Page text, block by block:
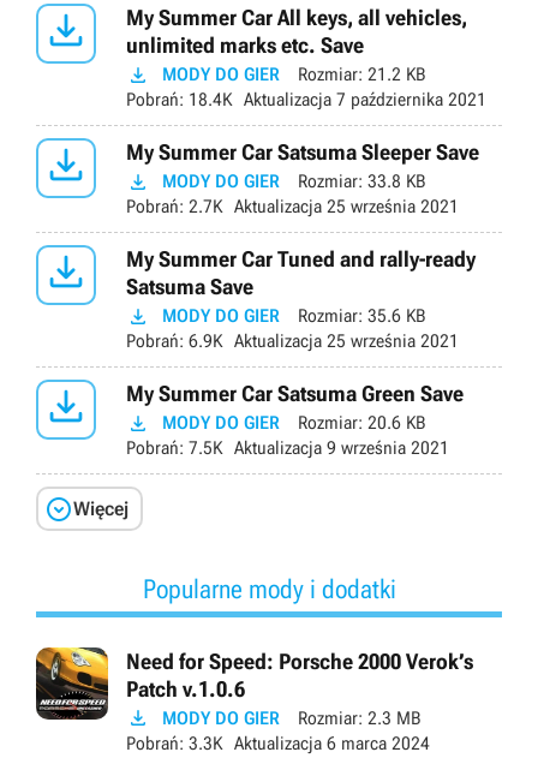

My Summer Car All keys, all vehicles,
unlimited marks etc. Save
 MODY DO GIER Rozmiar: 21.2 KB
Pobrań: 18.4K Aktualizacja 7 października 2021
 My Summer Car Satsuma Sleeper Save
 MODY DO GIER Rozmiar: 33.8 KB
Pobrań: 2.7K Aktualizacja 25 września 2021

My Summer Car Tuned and rally-ready
Satsuma Save
 MODY DO GIER Rozmiar: 35.6 KB
Pobrań: 6.9K Aktualizacja 25 września 2021
 My Summer Car Satsuma Green Save
 MODY DO GIER Rozmiar: 20.6 KB
Pobrań: 7.5K Aktualizacja 9 września 2021
Więcej
Popularne mody i dodatki
Need for Speed: Porsche 2000 Verok’s
Patch v.1.0.6
 MODY DO GIER Rozmiar: 2.3 MB
Pobrań: 3.3K Aktualizacja 6 marca 2024